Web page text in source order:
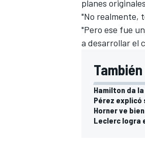
planes
"No realmente,
"Pero ese fue
a desarrollar el
Hamilton da
Pérez explicó
Horner ve
Leclerc logra